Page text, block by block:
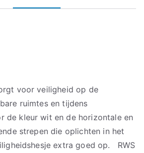
voor veiligheid op de
ruimtes en tijdens
de kleur wit en de horizontale en
strepen die oplichten in het
extra goed op. RWS